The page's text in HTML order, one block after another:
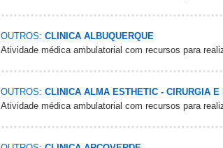
OUTROS: CLINICA ALBUQUERQUE
Atividade médica ambulatorial com recursos para
OUTROS: CLINICA ALMA ESTHETIC - CIRURGIA E
Atividade médica ambulatorial com recursos para